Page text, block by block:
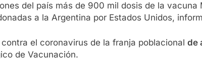
del país más de 900 mil dosis de la
a la Argentina por Estados Unidos,
el coronavirus de la franja poblacional de
de Vacunación.